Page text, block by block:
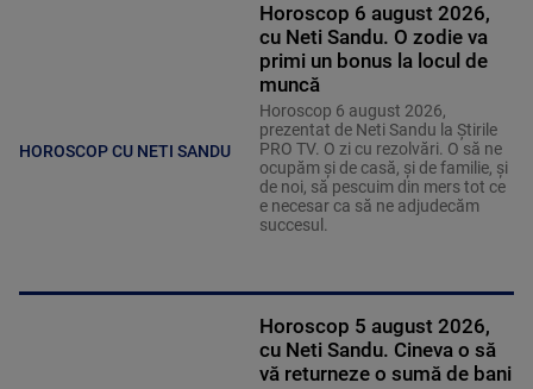
HOROSCOP CU NETI SANDU
Horoscop 6 august 2026,
cu Neti Sandu. O zodie va
primi un bonus la locul de
muncă
Horoscop 6 august 2026,
prezentat de Neti Sandu la Știrile
PRO TV. O zi cu rezolvări. O să ne
ocupăm și de casă, și de familie, și
de noi, să pescuim din mers tot ce
e necesar ca să ne adjudecăm
succesul.
Horoscop 5 august 2026,
cu Neti Sandu. Cineva o să
vă returneze o sumă de bani